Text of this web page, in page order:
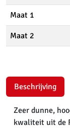
Maat 1
Maat 2
Beschrijving
Zeer dunne,
kwaliteit uit de